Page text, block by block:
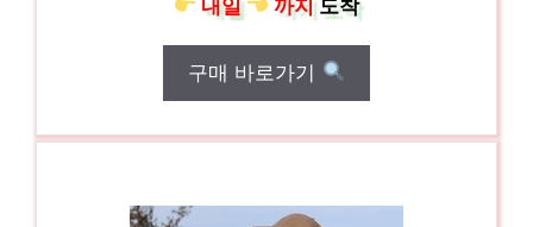
내일
까지도착
구매 바로가기